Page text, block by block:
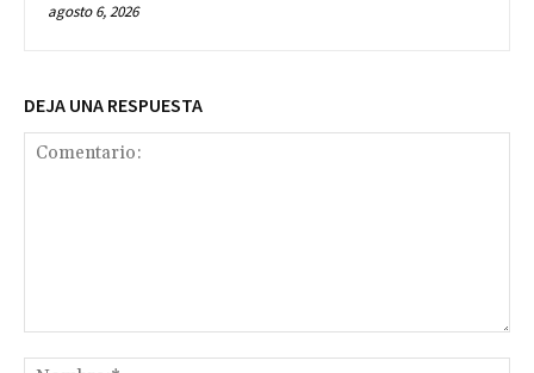
agosto 6, 2026
DEJA UNA RESPUESTA